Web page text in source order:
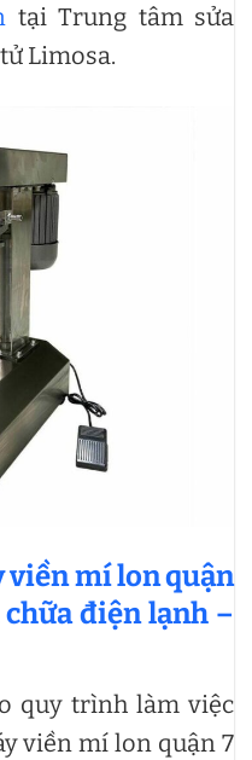
tại Trung tâm sửa
Limosa.
viền mí lon quận
điện lạnh –
quy trình làm việc
viền mí lon quận 7